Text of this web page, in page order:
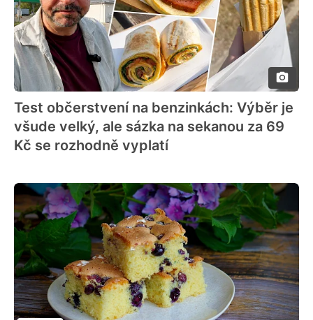
Test občerstvení na benzinkách: Výběr je
všude velký, ale sázka na sekanou za 69
Kč se rozhodně vyplatí